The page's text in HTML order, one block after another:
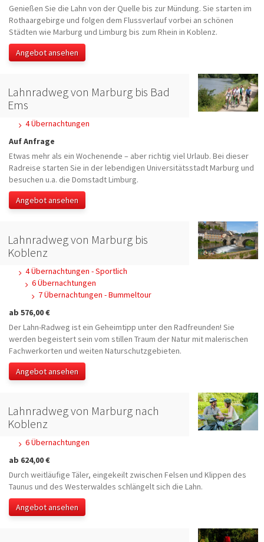
Genießen Sie die Lahn von der Quelle bis zur Mündung. Sie starten im
Rothaargebirge und folgen dem Flussverlauf vorbei an schönen
Städten wie Marburg und Limburg bis zum Rhein in Koblenz.
Angebot ansehen
Lahnradweg von Marburg bis Bad
Ems
4 Übernachtungen
Auf Anfrage
Etwas mehr als ein Wochenende – aber richtig viel Urlaub. Bei dieser
Radreise starten Sie in der lebendigen Universitätsstadt Marburg und
besuchen u.a. die Domstadt Limburg.
Angebot ansehen
Lahnradweg von Marburg bis
Koblenz
4 Übernachtungen - Sportlich
6 Übernachtungen
7 Übernachtungen - Bummeltour
ab 576,00 €
Der Lahn-Radweg ist ein Geheimtipp unter den Radfreunden! Sie
werden begeistert sein vom stillen Traum der Natur mit malerischen
Fachwerkorten und weiten Naturschutzgebieten.
Angebot ansehen
Lahnradweg von Marburg nach
Koblenz
6 Übernachtungen
ab 624,00 €
Durch weitläufige Täler, eingekeilt zwischen Felsen und Klippen des
Taunus und des Westerwaldes schlängelt sich die Lahn.
Angebot ansehen